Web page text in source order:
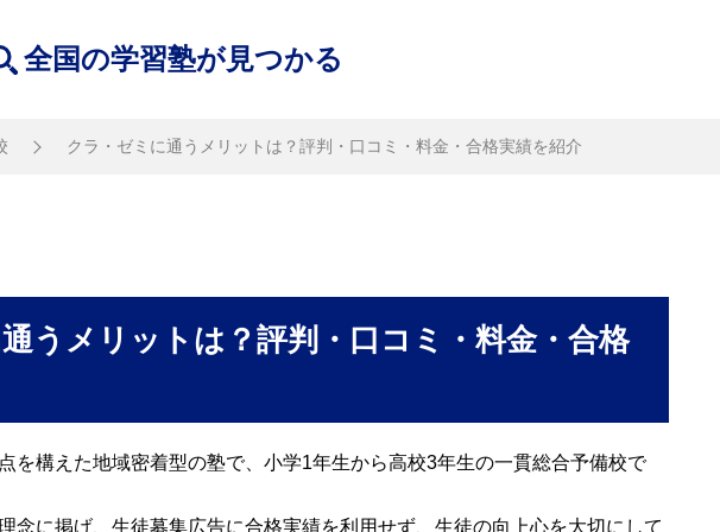
全国の学習塾が見つかる
クラ・ゼミに通うメリットは？評判・口コミ・料金・合格実績を紹介
うメリットは？評判・口コミ・料金・合格
を構えた地域密着型の塾で、小学1年生から高校3年生の一貫総合予備校で
念に掲げ、生徒募集広告に合格実績を利用せず、生徒の向上心を大切にして